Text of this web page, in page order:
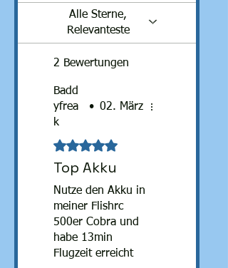
Alle Sterne,
Relevanteste
2 Bewertungen
Badd
yfrea
k
• 02. März
Mit 5 von 5 Sternen bewertet.
Top Akku
Nutze den Akku in
meiner Flishrc
500er Cobra und
habe 13min
Flugzeit erreicht